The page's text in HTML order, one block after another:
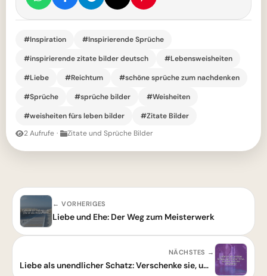
#Inspiration
#Inspirierende Sprüche
#inspirierende zitate bilder deutsch
#Lebensweisheiten
#Liebe
#Reichtum
#schöne sprüche zum nachdenken
#Sprüche
#sprüche bilder
#Weisheiten
#weisheiten fürs leben bilder
#Zitate Bilder
2 Aufrufe · Zitate und Sprüche Bilder
← VORHERIGES
Liebe und Ehe: Der Weg zum Meisterwerk
NÄCHSTES →
Liebe als unendlicher Schatz: Verschenke sie, um reicher zu werden